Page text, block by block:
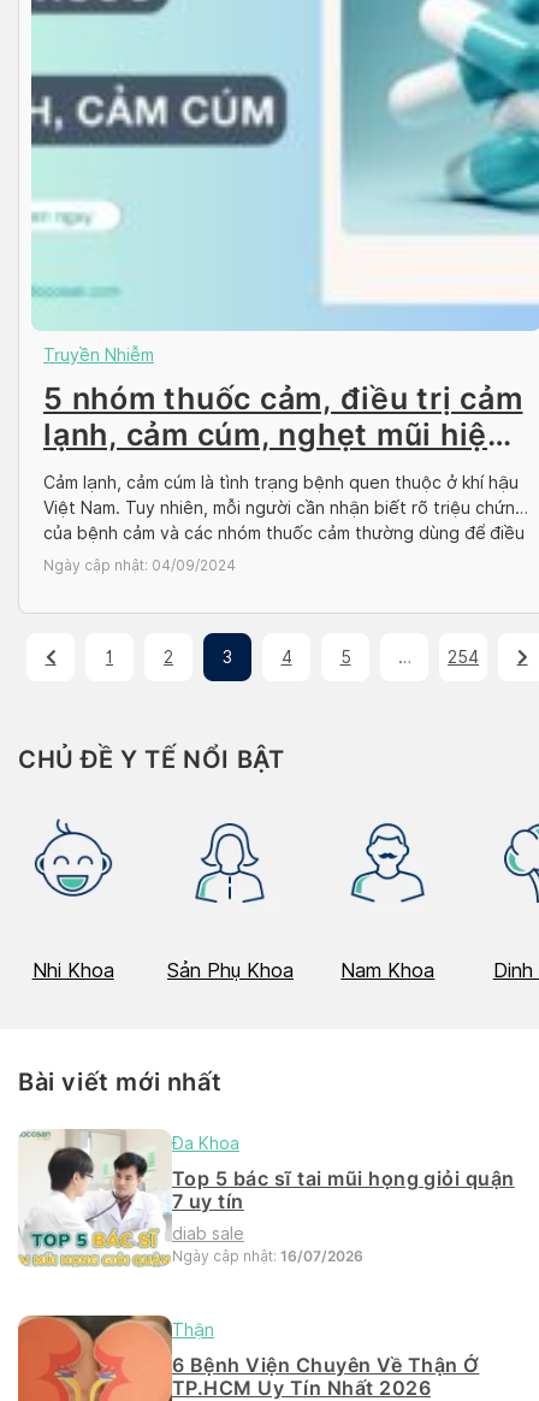
Truyền Nhiễm
5 nhóm thuốc cảm, điều trị cảm
lạnh, cảm cúm, nghẹt mũi hiệu
quả
Cảm lạnh, cảm cúm là tình trạng bệnh quen thuộc ở khí hậu
Việt Nam. Tuy nhiên, mỗi người cần nhận biết rõ triệu chứng
của bệnh cảm và các nhóm thuốc cảm thường dùng để điều
trị bệnh cảm để đảm bảo rút ngắn thời gian mắc bệnh. Cùng
Ngày cập nhật: 04/09/2024
1 2 3 4 5 … 254
CHỦ ĐỀ Y TẾ NỔI BẬT
Nhi Khoa Sản Phụ Khoa Nam Khoa
Bài viết mới nhất
Đa Khoa
Top 5 bác sĩ tai mũi họng giỏi quận
7 uy tín
diab sale
Ngày cập nhật: 16/07/2026
Thận
6 Bệnh Viện Chuyên Về Thận Ở
TP.HCM Uy Tín Nhất 2026